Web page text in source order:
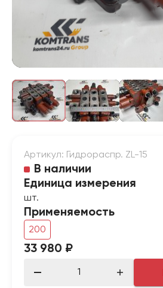
Артикул: Гидрораспр. ZL-15
В наличии
Единица измерения
шт.
Применяемость
200
33 980 ₽